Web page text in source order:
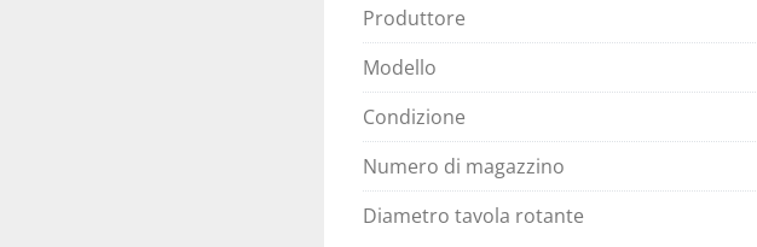
Produttore
Modello
Condizione
Numero di magazzino
Diametro tavola rotante